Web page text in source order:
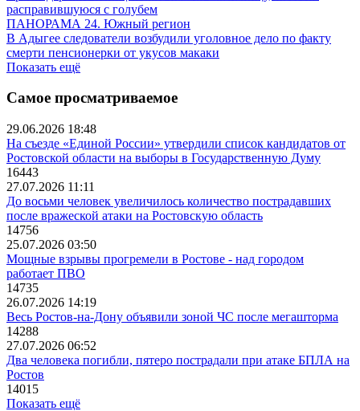
расправившуюся с голубем
ПАНОРАМА 24. Южный регион
В Адыгее следователи возбудили уголовное дело по факту
смерти пенсионерки от укусов макаки
Показать ещё
Самое просматриваемое
29.06.2026 18:48
На съезде «Единой России» утвердили список кандидатов от
Ростовской области на выборы в Государственную Думу
16443
27.07.2026 11:11
До восьми человек увеличилось количество пострадавших
после вражеской атаки на Ростовскую область
14756
25.07.2026 03:50
Мощные взрывы прогремели в Ростове - над городом
работает ПВО
14735
26.07.2026 14:19
Весь Ростов-на-Дону объявили зоной ЧС после мегашторма
14288
27.07.2026 06:52
Два человека погибли, пятеро пострадали при атаке БПЛА на
Ростов
14015
Показать ещё